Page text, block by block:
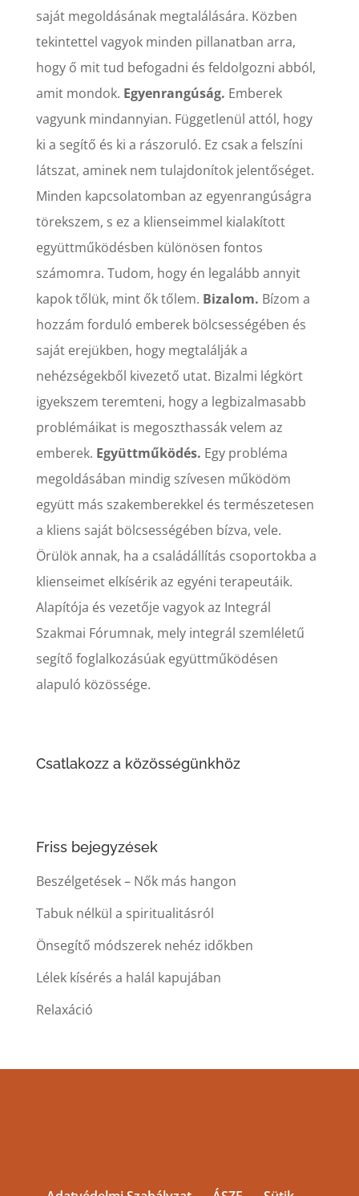
saját megoldásának megtalálására. Közben
tekintettel vagyok minden pillanatban arra,
hogy ő mit tud befogadni és feldolgozni abból,
amit mondok. Egyenrangúság. Emberek
vagyunk mindannyian. Függetlenül attól, hogy
ki a segítő és ki a rászoruló. Ez csak a felszíni
látszat, aminek nem tulajdonítok jelentőséget.
Minden kapcsolatomban az egyenrangúságra
törekszem, s ez a klienseimmel kialakított
együttműködésben különösen fontos
számomra. Tudom, hogy én legalább annyit
kapok tőlük, mint ők tőlem. Bizalom. Bízom a
hozzám forduló emberek bölcsességében és
saját erejükben, hogy megtalálják a
nehézségekből kivezető utat. Bizalmi légkört
igyekszem teremteni, hogy a legbizalmasabb
problémáikat is megoszthassák velem az
emberek. Együttműködés. Egy probléma
megoldásában mindig szívesen működöm
együtt más szakemberekkel és természetesen
a kliens saját bölcsességében bízva, vele.
Örülök annak, ha a családállítás csoportokba a
klienseimet elkísérik az egyéni terapeutáik.
Alapítója és vezetője vagyok az Integrál
Szakmai Fórumnak, mely integrál szemléletű
segítő foglalkozásúak együttműködésen
alapuló közössége.
Csatlakozz a közösségünkhöz
Friss bejegyzések
Beszélgetések – Nők más hangon
Tabuk nélkül a spiritualitásról
Önsegítő módszerek nehéz időkben
Lélek kísérés a halál kapujában
Relaxáció